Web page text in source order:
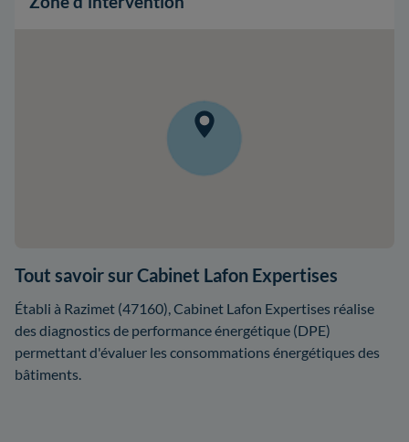
Tout savoir sur Cabinet Lafon Expertises
Établi à Razimet (47160), Cabinet Lafon Expertises réalise
des diagnostics de performance énergétique (DPE)
permettant d'évaluer les consommations énergétiques des
bâtiments.